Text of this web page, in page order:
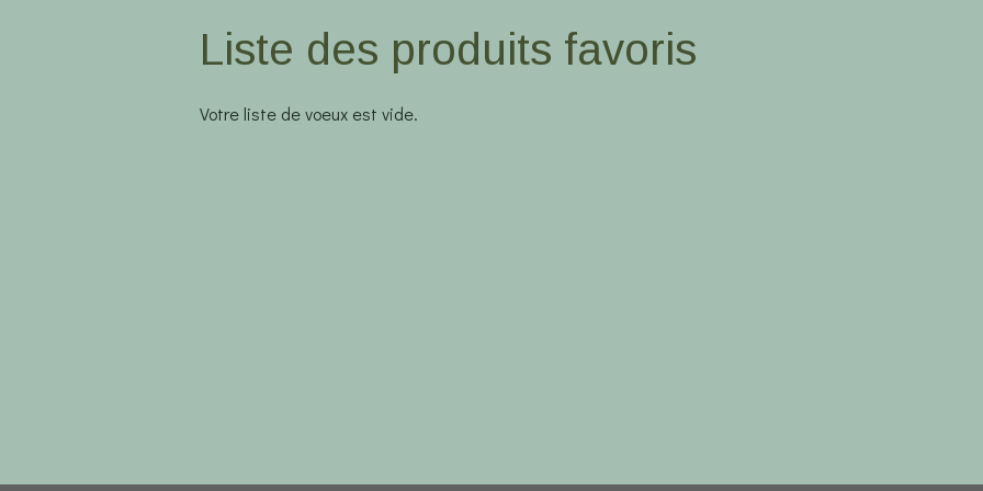
Liste des produits favoris
Votre liste de voeux est vide.